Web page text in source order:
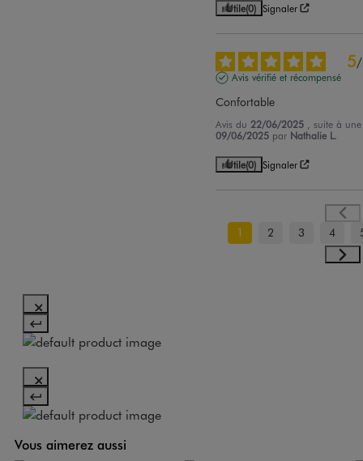
Utile(0) Signaler
5/
Avis vérifié et récompensé
Confortable
Avis du 22/06/2025
, suite à
09/06/2025 par Nathalie L.
Utile(0) Signaler
1 2 3 4
Vous aimerez aussi